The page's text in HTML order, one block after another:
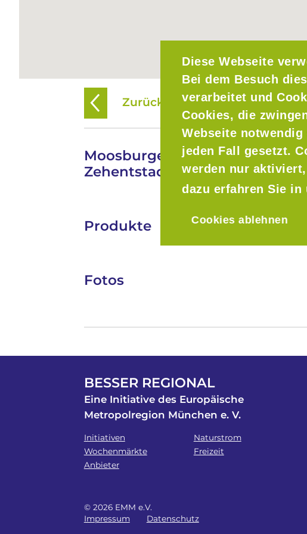
Diese Webseite
Bei dem Besuch
verarbeitet und
Cookies, die
Webseite
jeden Fall gesetzt.
werden nur
dazu erfahren Sie in
Cookies ablehnen
Zurück zur Übersicht
Moosburger Christkindlmarkt
Zehentstadel
Produkte
Fotos
BESSER REGIONAL
Eine Initiative des Europäische
Metropolregion München e. V.
Initiativen
Wochenmärkte
Anbieter
Naturstrom
Freizeit
© 2026 EMM e.V.
Impressum
Datenschutz